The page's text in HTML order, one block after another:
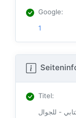
Google:
1
Titel:
- للجوال